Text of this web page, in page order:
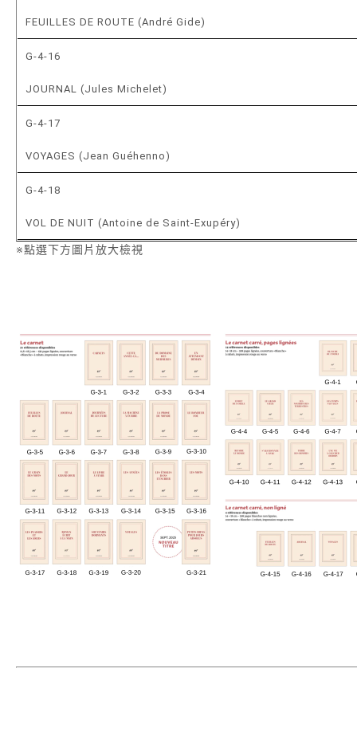
FEUILLES DE ROUTE (André Gide)
G-4-16
JOURNAL (Jules Michelet)
G-4-17
VOYAGES (Jean Guéhenno)
G-4-18
VOL DE NUIT (Antoine de Saint-Exupéry)
※點選下方圖片放大檢視